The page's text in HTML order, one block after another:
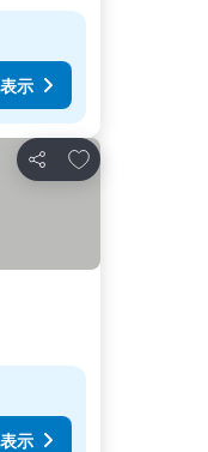
示
シェア
お気に入りに追加
示